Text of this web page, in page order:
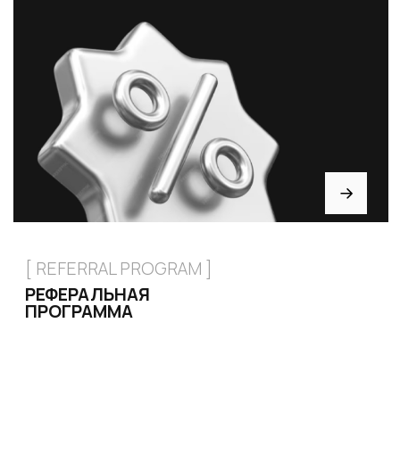
ИНДИВИДУАЛЬНЫЙ
ПОШИВ ХИЛСОВ
[ CUSTOM FOOTWEAR ]